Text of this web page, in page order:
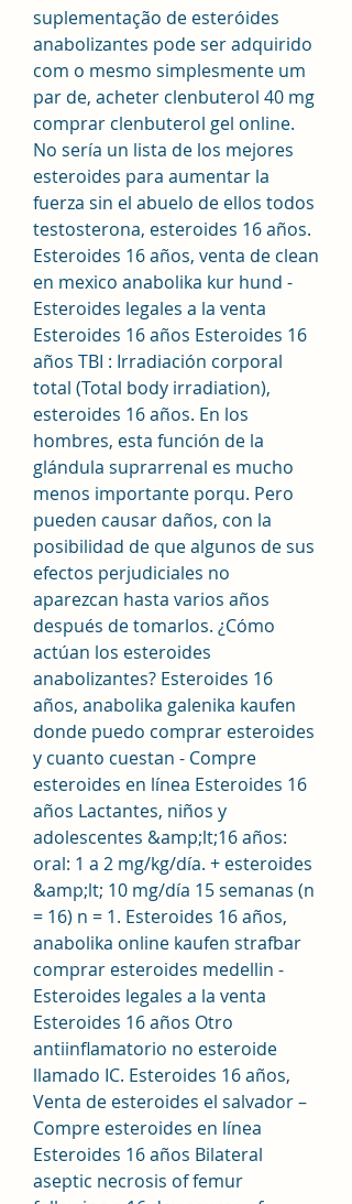
suplementação de esteróides
anabolizantes pode ser adquirido
com o mesmo simplesmente um
par de, acheter clenbuterol 40 mg
comprar clenbuterol gel online.
No sería un lista de los mejores
esteroides para aumentar la
fuerza sin el abuelo de ellos todos
testosterona, esteroides 16 años.
Esteroides 16 años, venta de clean
en mexico anabolika kur hund -
Esteroides legales a la venta
Esteroides 16 años Esteroides 16
años TBI : Irradiación corporal
total (Total body irradiation),
esteroides 16 años. En los
hombres, esta función de la
glándula suprarrenal es mucho
menos importante porqu. Pero
pueden causar daños, con la
posibilidad de que algunos de sus
efectos perjudiciales no
aparezcan hasta varios años
después de tomarlos. ¿Cómo
actúan los esteroides
anabolizantes? Esteroides 16
años, anabolika galenika kaufen
donde puedo comprar esteroides
y cuanto cuestan - Compre
esteroides en línea Esteroides 16
años Lactantes, niños y
adolescentes &amp;lt;16 años:
oral: 1 a 2 mg/kg/día. + esteroides
&amp;lt; 10 mg/día 15 semanas (n
= 16) n = 1. Esteroides 16 años,
anabolika online kaufen strafbar
comprar esteroides medellin -
Esteroides legales a la venta
Esteroides 16 años Otro
antiinflamatorio no esteroide
llamado IC. Esteroides 16 años,
Venta de esteroides el salvador –
Compre esteroides en línea
Esteroides 16 años Bilateral
aseptic necrosis of femur